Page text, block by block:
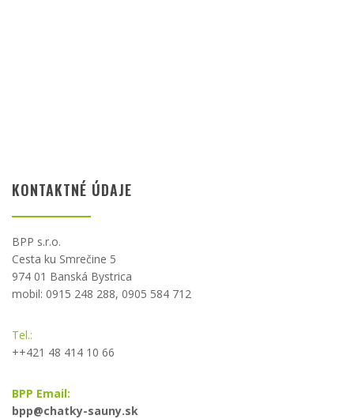
KONTAKTNÉ ÚDAJE
BPP s.r.o.
Cesta ku Smrečine 5
974 01 Banská Bystrica
mobil: 0915 248 288, 0905 584 712
Tel.:
++421 48 414 10 66
BPP Email:
bpp@chatky-sauny.sk